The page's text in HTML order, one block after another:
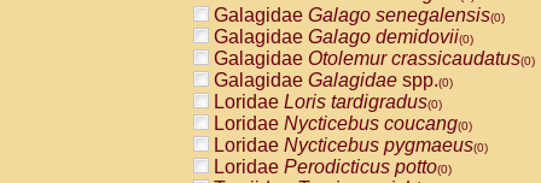
AtelidaeAlouattaspp.(0)
AtelidaeAteles belzebuth(0)
AtelidaeAteles geoffroyi(0)
AtelidaeAteles paniscus(0)
AtelidaeAtelesspp.(0)
AtelidaeLagothrix lagothricha(0)
AtelidaeLagothrix lagothricha cana
PitheciidaeCacajao calvus
Galagidae Galago senegalensis(0)
Galagidae Galago demidovii(0)
Galagidae Otolemur crassicaudatus(0)
Galagidae Galagidae spp.(0)
Loridae Loris tardigradus(0)
Loridae Nycticebus coucang(0)
Loridae Nycticebus pygmaeus(0)
Loridae Perodicticus potto(0)